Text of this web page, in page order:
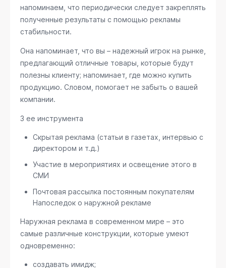
напоминаем, что периодически следует закреплять
полученные результаты с помощью рекламы
стабильности.
Она напоминает, что вы – надежный игрок на рынке,
предлагающий отличные товары, которые будут
полезны клиенту; напоминает, где можно купить
продукцию. Словом, помогает не забыть о вашей
компании.
3 ее инструмента
Скрытая реклама (статьи в газетах, интервью с
директором и т.д.)
Участие в мероприятиях и освещение этого в
СМИ
Почтовая рассылка постоянным покупателям
Напоследок о наружной рекламе
Наружная реклама в современном мире – это
самые различные конструкции, которые умеют
одновременно:
создавать имидж;